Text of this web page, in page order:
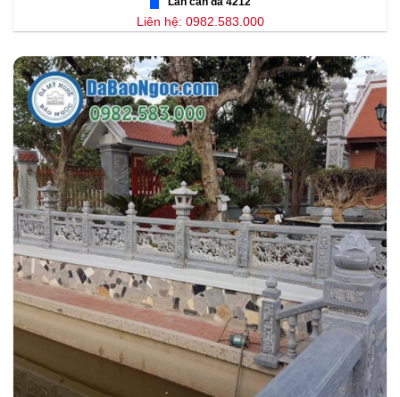
Liên hệ: 0982.583.000